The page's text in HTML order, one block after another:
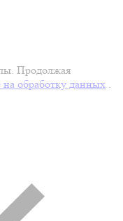
Продолжая
на обработку данных .